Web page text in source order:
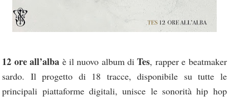
12 ore all’alba è il nuovo album diTes, rapper e beatmaker
sardo. Il progetto di 18 tracce, disponibile su tutte le
principali piattaforme digitali, unisce le sonorità hip hop